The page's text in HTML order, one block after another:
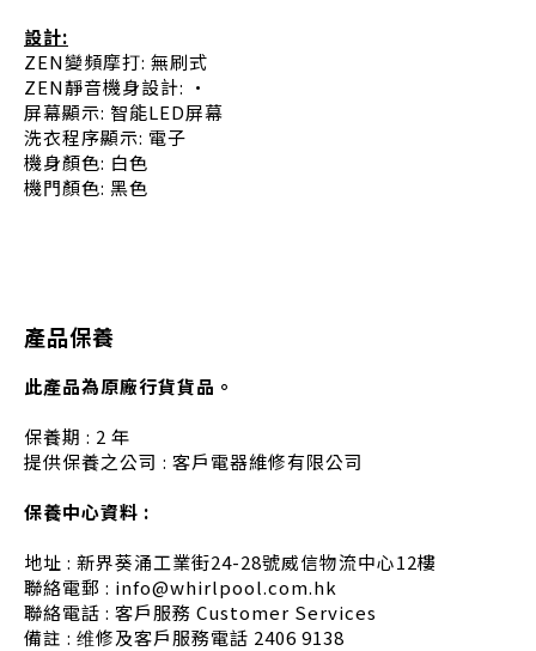
設計:
ZEN變頻摩打: 無刷式
ZEN靜音機身設計: •
屏幕顯示: 智能LED屏幕
洗衣程序顯示: 電子
機身顏色: 白色
機門顏色: 黑色
產品保養
此產品為原廠行貨貨品。
保養期 : 2 年
提供保養之公司 : 客戶電器維修有限公司
保養中心資料 :
地址 : 新界葵涌工業街24-28號威信物流中心12樓
聯絡電郵 : info@whirlpool.com.hk
聯絡電話 : 客戶服務 Customer Services
備註 : 维修及客戶服務電話 2406 9138